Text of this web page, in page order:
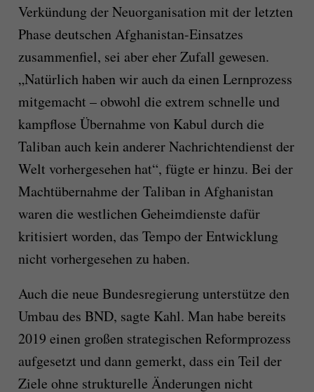
Verkündung der Neuorganisation mit der letzten
Phase deutschen Afghanistan-Einsatzes
zusammenfiel, sei aber eher Zufall gewesen.
„Natürlich haben wir auch da einen Lernprozess
mitgemacht – obwohl die extrem schnelle und
kampflose Übernahme von Kabul durch die
Taliban auch kein anderer Nachrichtendienst der
Welt vorhergesehen hat“, fügte er hinzu. Bei der
Machtübernahme der Taliban in Afghanistan
waren die westlichen Geheimdienste dafür
kritisiert worden, das Tempo der Entwicklung
nicht vorhergesehen zu haben.
Auch die neue Bundesregierung unterstütze den
Umbau des BND, sagte Kahl. Man habe bereits
2019 einen großen strategischen Reformprozess
aufgesetzt und dann gemerkt, dass ein Teil der
Ziele ohne strukturelle Änderungen nicht